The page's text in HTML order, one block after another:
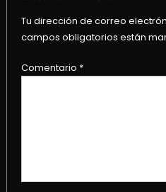
Tu dirección de correo
campos obligatorios están
Comentario *